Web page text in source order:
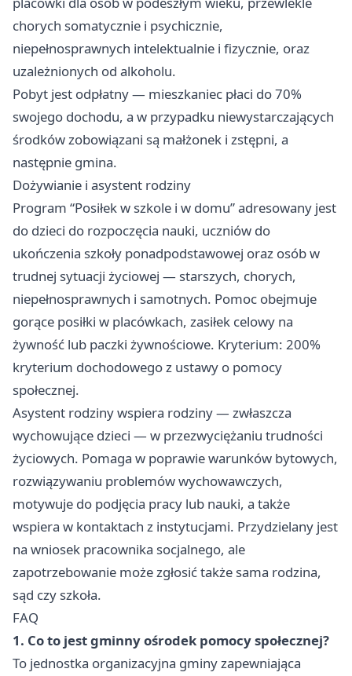
chorych somatycznie i psychicznie,
niepełnosprawnych intelektualnie i fizycznie, oraz
uzależnionych od alkoholu.
Pobyt jest odpłatny — mieszkaniec płaci do 70%
swojego dochodu, a w przypadku niewystarczających
środków zobowiązani są małżonek i zstępni, a
następnie gmina.
Dożywianie i asystent rodziny
Program “Posiłek w szkole i w domu” adresowany jest
do dzieci do rozpoczęcia nauki, uczniów do
ukończenia szkoły ponadpodstawowej oraz osób w
trudnej sytuacji życiowej — starszych, chorych,
niepełnosprawnych i samotnych. Pomoc obejmuje
gorące posiłki w placówkach, zasiłek celowy na
żywność lub paczki żywnościowe. Kryterium: 200%
kryterium dochodowego z ustawy o pomocy
społecznej.
Asystent rodziny wspiera rodziny — zwłaszcza
wychowujące dzieci — w przezwyciężaniu trudności
życiowych. Pomaga w poprawie warunków bytowych,
rozwiązywaniu problemów wychowawczych,
motywuje do podjęcia pracy lub nauki, a także
wspiera w kontaktach z instytucjami. Przydzielany jest
na wniosek pracownika socjalnego, ale
zapotrzebowanie może zgłosić także sama rodzina,
sąd czy szkoła.
FAQ
1. Co to jest gminny ośrodek pomocy społecznej?
To jednostka organizacyjna gminy zapewniająca